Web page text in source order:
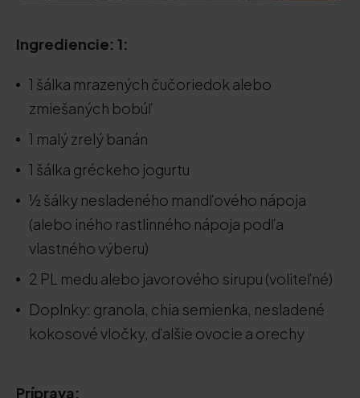
Ingrediencie: 1:
1 šálka mrazených čučoriedok alebo
zmiešaných bobúľ
1 malý zrelý banán
1 šálka gréckeho jogurtu
½ šálky nesladeného mandľového nápoja
(alebo iného rastlinného nápoja podľa
vlastného výberu)
2 PL medu alebo javorového sirupu (voliteľné)
Doplnky: granola, chia semienka, nesladené
kokosové vločky, ďalšie ovocie a orechy
Príprava: